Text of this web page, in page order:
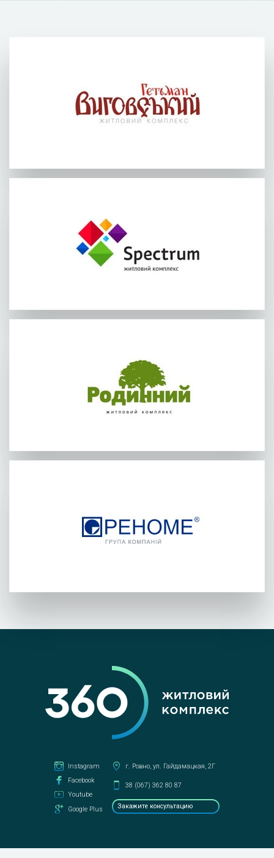
Instagram
Facebook
Youtube
Google Plus
г. Ровно, ул. Гайдамацкая, 2Г
38 (067) 362 80 87
Закажите консультацию